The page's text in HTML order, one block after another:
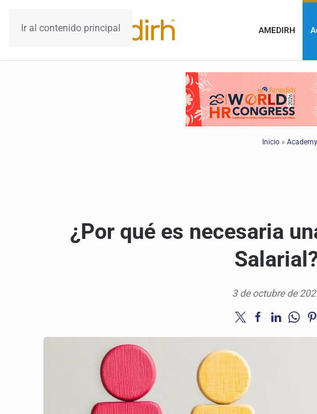
Ir al contenido principal AMEDIRH
Inicio » Academy
¿Por qué es necesaria
3 de octubre de